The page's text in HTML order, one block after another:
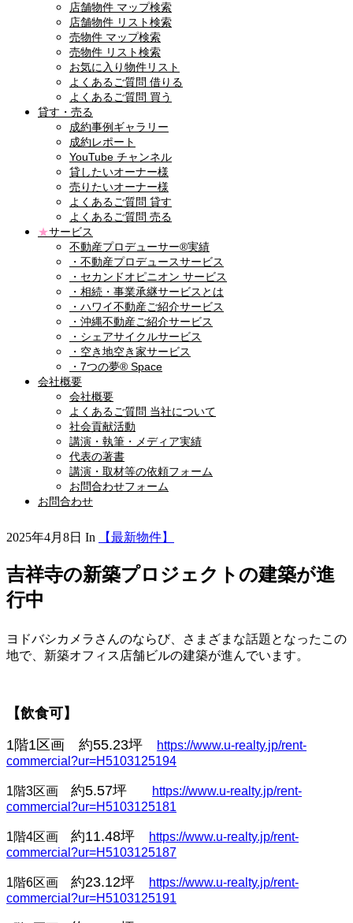
店舗物件 マップ検索
店舗物件 リスト検索
売物件 マップ検索
売物件 リスト検索
お気に入り物件リスト
よくあるご質問 借りる
よくあるご質問 買う
貸す・売る
成約事例ギャラリー
成約レポート
YouTube チャンネル
貸したいオーナー様
売りたいオーナー様
よくあるご質問 貸す
よくあるご質問 売る
★サービス
不動産プロデューサー®実績
・不動産プロデュースサービス
・セカンドオピニオン サービス
・相続・事業承継サービスとは
・ハワイ不動産ご紹介サービス
・沖縄不動産ご紹介サービス
・シェアサイクルサービス
・空き地空き家サービス
・7つの夢® Space
会社概要
会社概要
よくあるご質問 当社について
社会貢献活動
講演・執筆・メディア実績
代表の著書
講演・取材等の依頼フォーム
お問合わせフォーム
お問合わせ
2025年4月8日 In 【最新物件】
吉祥寺の新築プロジェクトの建築が進
行中
ヨドバシカメラさんのならび、さまざまな話題となったこの
地で、新築オフィス店舗ビルの建築が進んでいます。
【飲食可】
1階1区画 約55.23坪
https://www.u-realty.jp/rent-
commercial?ur=H5103125194
1階3区画 約5.57坪
https://www.u-realty.jp/rent-
commercial?ur=H5103125181
1階4区画 約11.48坪
https://www.u-realty.jp/rent-
commercial?ur=H5103125187
1階6区画 約23.12坪
https://www.u-realty.jp/rent-
commercial?ur=H5103125191